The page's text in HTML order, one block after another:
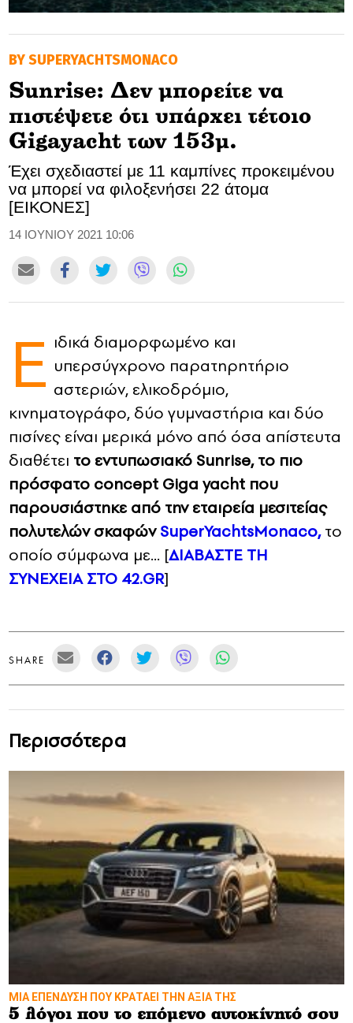
SOOZIE’S FRIENDS
CULTURE
TASTELAND
TECH
HEALTH
MEDIALAND
DRIVE
DIA Y NOCHE
CONTACT
ADVERTISE
BY SUPERYACHTSMONACO
Sunrise: Δεν μπορείτε να
πιστέψετε ότι υπάρχει τέτοιο
Gigayacht των 153μ.
Έχει σχεδιαστεί με 11 καμπίνες προκειμένου
να μπορεί να φιλοξενήσει 22 άτομα
[ΕΙΚΟΝΕΣ]
14 ΙΟΥΝΙΟΥ 2021 10:06
Ε ιδικά διαμορφωμένο και
υπερσύγχρονο παρατηρητήριο
αστεριών, ελικοδρόμιο,
κινηματογράφο, δύο γυμναστήρια και δύο
πισίνες είναι μερικά μόνο από όσα απίστευτα
διαθέτει το εντυπωσιακό Sunrise, το πιο
πρόσφατο concept Giga yacht που
παρουσιάστηκε από την εταιρεία μεσιτείας
πολυτελών σκαφώνSuperYachtsMonaco,το
οποίο σύμφωνα με… [ΔΙΑΒΑΣΤΕ ΤΗ
ΣΥΝΕΧΕΙΑ ΣΤΟ 42.GR]
SHARE
Περισσότερα
ΜΙΑ ΕΠΕΝΔΥΣΗ ΠΟΥ ΚΡΑΤΑΕΙ ΤΗΝ ΑΞΙΑ ΤΗΣ
5 λόγοι που το επόμενο αυτοκίνητό σου